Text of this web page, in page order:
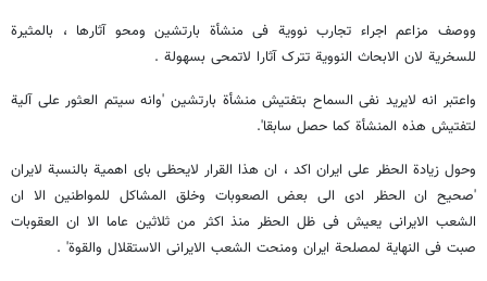
ووصف مزاعم اجراء تجارب نوویة فی منشأة بارتشین ومحو آثارها ، بالمثیرة
للسخریة لان الابحاث النوویة تترک آثارا لاتمحی بسهولة .
واعتبر انه لایرید نفی السماح بتفتیش منشأة بارتشین 'وانه سیتم العثور علی آلیة
لتفتیش هذه المنشأة کما حصل سابقا'.
وحول زیادة الحظر علی ایران اکد ، ان هذا القرار لایحظی بای اهمیة بالنسبة لایران
'صحیح ان الحظر ادی الی بعض الصعوبات وخلق المشاکل للمواطنین الا ان
الشعب الایرانی یعیش فی ظل الحظر منذ اکثر من ثلاثین عاما الا ان العقوبات
صبت فی النهایة لمصلحة ایران ومنحت الشعب الایرانی الاستقلال والقوة' .